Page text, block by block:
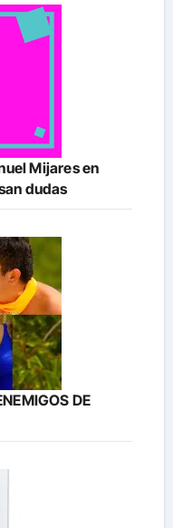
Mijares en
dudas
DE